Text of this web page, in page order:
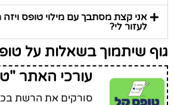
אני קצת מסתבך עם מילוי טופס ויזה
לעזור לי?
גוף שיתמוך בשאלות על
עורכי האתר
סורקים את הרשת